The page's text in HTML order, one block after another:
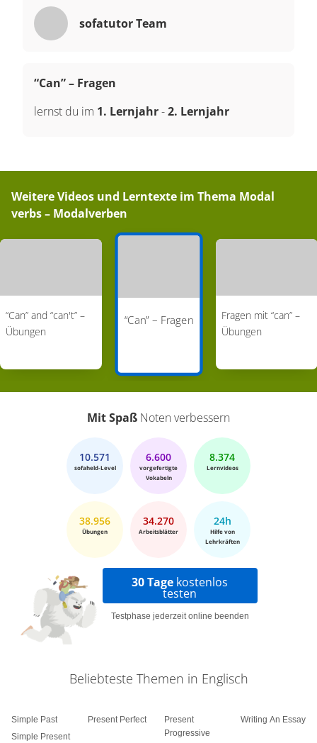
sofatutor Team
“Can” – Fragen
lernst du im 1. Lernjahr-2. Lernjahr
Weitere Videos und Lerntexte im Thema Modal
verbs – Modalverben
“Can” and “can't” –
Übungen
“Can” – Fragen
Fragen mit “can” –
Übungen
Mit Spaß Noten verbessern
10.571
sofaheld-Level
6.600
vorgefertigte
Vokabeln
8.374
Lernvideos
38.956
Übungen
34.270
Arbeitsblätter
24h
Hilfe von
Lehrkräften
30 Tage kostenlos
testen
Testphase jederzeit online beenden
Beliebteste Themen in Englisch
Simple Past
Simple Present
Present Perfect
Present
Progressive
Writing An Essay